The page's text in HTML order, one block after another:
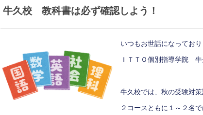
牛久校 教科書は必ず確認しよう！
いつもお世話になっており
ＩＴＴＯ個別指導学院 牛
牛久校では、秋の受験対
２コースともに１～２名